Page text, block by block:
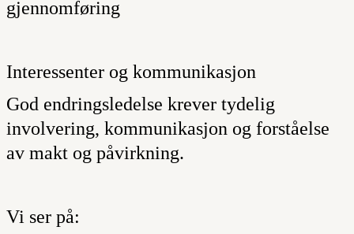
gjennomføring
Interessenter og kommunikasjon
God endringsledelse krever tydelig
involvering, kommunikasjon og forståelse
av makt og påvirkning.
Vi ser på: